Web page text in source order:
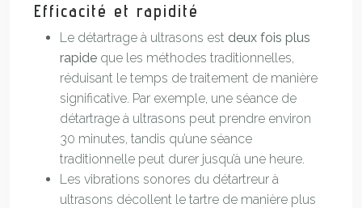
Efficacité et rapidité
Le détartrage à ultrasons est deux fois plus
rapide que les méthodes traditionnelles,
réduisant le temps de traitement de manière
significative. Par exemple, une séance de
détartrage à ultrasons peut prendre environ
30 minutes, tandis qu’une séance
traditionnelle peut durer jusqu’à une heure.
Les vibrations sonores du détartreur à
ultrasons décollent le tartre de manière plus